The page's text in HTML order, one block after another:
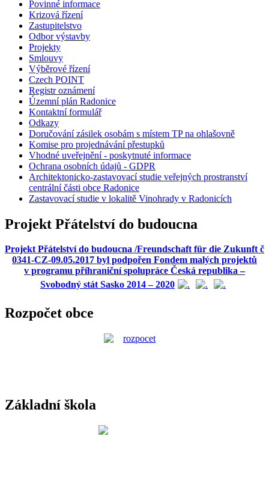
Povinné informace
Krizová řízení
Zastupitelstvo
Odbor výstavby
Projekty
Smlouvy
Výběrové řízení
Czech POINT
Registr oznámení
Územní plán Radonice
Kontaktní formulář
Odkazy
Doručování zásilek osobám s místem TP na ohlašovně
Komise pro projednávání přestupků
Vhodné uveřejnění - poskytnuté informace
Ochrana osobních údajů - GDPR
Architektonicko-zastavovací studie veřejných prostranství
centrální části obce Radonice
Zastavovací studie v lokalitě Vinohrady v Radonicích
Projekt Přátelství do budoucna
Projekt Přátelství do budoucna /Freundschaft für die Zukunft č
0341-CZ-09.05.2017 byl podpořen Fondem malých projektů
v programu příhraniční spolupráce Česká republika –
Svobodný stát Sasko 2014 – 2020
Rozpočet obce
Základní škola